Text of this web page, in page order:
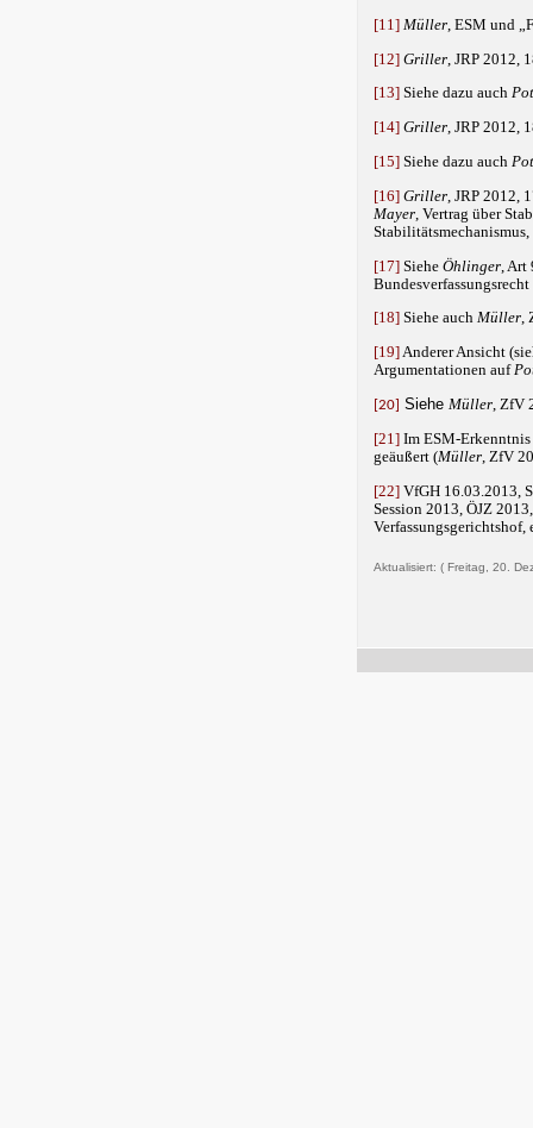
[11] Müller , ESM und
[12] Griller , JRP 2012,
[13] Siehe dazu auch
[14] Griller, JRP 2012,
[15] Siehe dazu auch
[16] Griller , JRP 2012,
Mayer , Vertrag über
[17] Siehe Öhlinger ,
[18] Siehe auch Müller,
[19]Anderer Ansicht
Argumentationen auf
[20] Siehe Müller, ZfV
[21] Im ESM-
geäußert (Müller , ZfV
[22] VfGH 16.03.2013,
Session 2013, ÖJZ
Aktualisiert: ( Freitag, 20.